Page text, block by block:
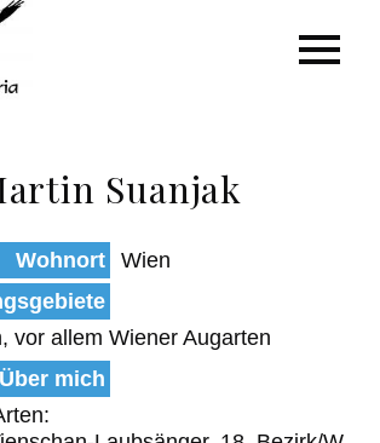
Suanjak
Wohnort
Wien
vor allem Wiener Augarten
Über mich
Österreich-Liste